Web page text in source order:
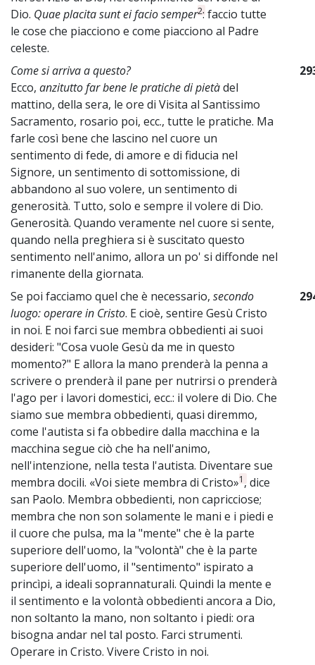
Dio. Quae placita sunt ei facio semper2: faccio tutte
le cose che piacciono e come piacciono al Padre
celeste.
Come si arriva a questo?
Ecco, anzitutto far bene le pratiche di pietàdel
mattino, della sera, le ore di Visita al Santissimo
Sacramento, rosario poi, ecc., tutte le pratiche. Ma
farle così bene che lascino nel cuore un
sentimento di fede, di amore e di fiducia nel
Signore, un sentimento di sottomissione, di
abbandono al suo volere, un sentimento di
generosità. Tutto, solo e sempre il volere di Dio.
Generosità. Quando veramente nel cuore si sente,
quando nella preghiera si è suscitato questo
sentimento nell'animo, allora un po' si diffonde nel
rimanente della giornata.
Se poi facciamo quel che è necessario, secondo
luogo: operare in Cristo. E cioè, sentire Gesù Cristo
in noi. E noi farci sue membra obbedienti ai suoi
desideri: "Cosa vuole Gesù da me in questo
momento?" E allora la mano prenderà la penna a
scrivere o prenderà il pane per nutrirsi o prenderà
l'ago per i lavori domestici, ecc.: il volere di Dio. Che
siamo sue membra obbedienti, quasi diremmo,
come l'autista si fa obbedire dalla macchina e la
macchina segue ciò che ha nell'animo,
nell'intenzione, nella testa l'autista. Diventare sue
membra docili. «Voi siete membra di Cristo»1 , dice
san Paolo. Membra obbedienti, non capricciose;
membra che non son solamente le mani e i piedi e
il cuore che pulsa, ma la "mente" che è la parte
superiore dell'uomo, la "volontà" che è la parte
superiore dell'uomo, il "sentimento" ispirato a
princìpi, a ideali soprannaturali. Quindi la mente e
il sentimento e la volontà obbedienti ancora a Dio,
non soltanto la mano, non soltanto i piedi: ora
bisogna andar nel tal posto. Farci strumenti.
Operare in Cristo. Vivere Cristo in noi.